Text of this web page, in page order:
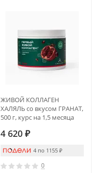
ЖИВОЙ КОЛЛАГЕН
ХАЛЯЛЬ со вкусом ГРАНАТ,
500 г, курс на 1,5 месяца
4 620 ₽
4 по 1155 ₽
0